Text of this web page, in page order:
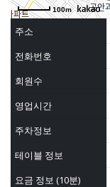
100m
주소
전화번호
회원수
영업시간
주차정보
테이블 정보
요금 정보 (10분)